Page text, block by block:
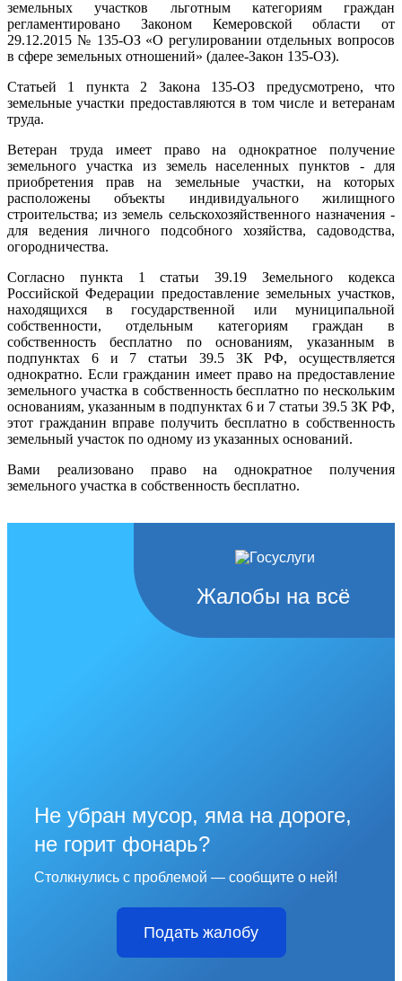
земельных участков льготным категориям граждан
регламентировано Законом Кемеровской области от
29.12.2015 № 135-ОЗ «О регулировании отдельных вопросов
в сфере земельных отношений» (далее-Закон 135-ОЗ).
Статьей 1 пункта 2 Закона 135-ОЗ предусмотрено, что
земельные участки предоставляются в том числе и ветеранам
труда.
Ветеран труда имеет право на однократное получение
земельного участка из земель населенных пунктов - для
приобретения прав на земельные участки, на которых
расположены объекты индивидуального жилищного
строительства; из земель сельскохозяйственного назначения -
для ведения личного подсобного хозяйства, садоводства,
огородничества.
Согласно пункта 1 статьи 39.19 Земельного кодекса
Российской Федерации предоставление земельных участков,
находящихся в государственной или муниципальной
собственности, отдельным категориям граждан в
собственность бесплатно по основаниям, указанным в
подпунктах 6 и 7 статьи 39.5 ЗК РФ, осуществляется
однократно. Если гражданин имеет право на предоставление
земельного участка в собственность бесплатно по нескольким
основаниям, указанным в подпунктах 6 и 7 статьи 39.5 ЗК РФ,
этот гражданин вправе получить бесплатно в собственность
земельный участок по одному из указанных оснований.
Вами реализовано право на однократное получения
земельного участка в собственность бесплатно.
Жалобы на всё
Не убран мусор, яма на дороге,
не горит фонарь?
Столкнулись с проблемой — сообщите о ней!
Подать жалобу